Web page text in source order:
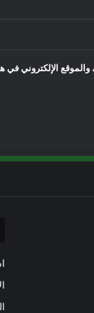
الإلكتروني في